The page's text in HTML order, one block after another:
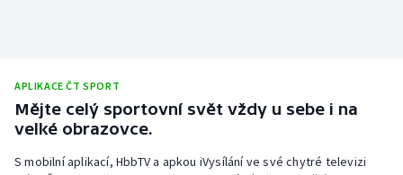
Volejbal
Ostatní
APLIKACE ČT SPORT
Mějte celý sportovní svět vždy u sebe i na
velké obrazovce.
S mobilní aplikací, HbbTV a apkou iVysílání ve své chytré televizi